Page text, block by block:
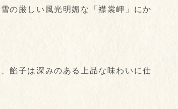
の厳しい風光明媚な「襟裳岬」にか
餡子は深みのある上品な味わいに仕